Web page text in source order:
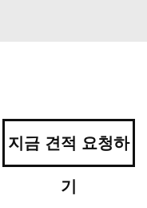
지금 견적 요청하
기